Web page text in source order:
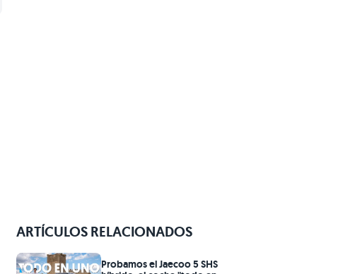
ARTÍCULOS RELACIONADOS
Probamos el Jaecoo 5 SHS